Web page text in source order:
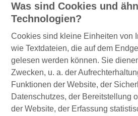
Was sind Cookies und
Technologien?
Cookies sind kleine Einheiten von
wie Textdateien, die auf dem
gelesen werden können. Sie
Zwecken, u. a. der
Funktionen der Website, der
Datenschutzes, der Bereitstellung
der Website, der Erfassung